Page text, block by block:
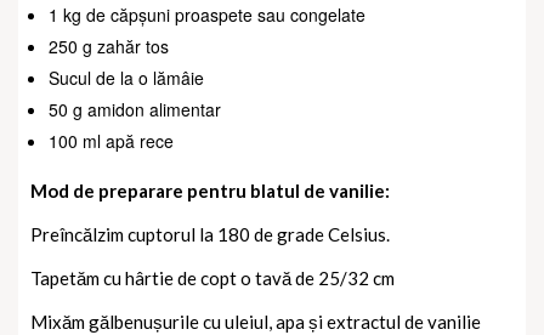
1 kg de căpșuni proaspete sau congelate
250 g zahăr tos
Sucul de la o lămâie
50 g amidon alimentar
100 ml apă rece
Mod de preparare pentru blatul de vanilie:
Preîncălzim cuptorul la 180 de grade Celsius.
Tapetăm cu hârtie de copt o tavă de 25/32 cm
Mixăm gălbenușurile cu uleiul, apa și extractul de vanilie